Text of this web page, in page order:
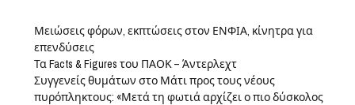
Μειώσεις φόρων, εκπτώσεις στον ΕΝΦΙΑ, κίνητρα για
επενδύσεις
Τα Facts & Figures του ΠΑΟΚ – Άντερλεχτ
Συγγενείς θυμάτων στο Μάτι προς τους νέους
πυρόπληκτους: «Μετά τη φωτιά αρχίζει ο πιο δύσκολος